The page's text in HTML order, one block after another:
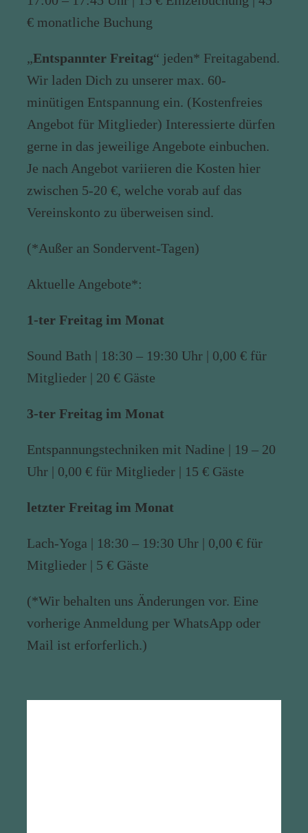
€ monatliche Buchung
„Entspannter Freitag“ jeden* Freitagabend.
Wir laden Dich zu unserer max. 60-
minütigen Entspannung ein. (Kostenfreies
Angebot für Mitglieder) Interessierte dürfen
gerne in das jeweilige Angebote einbuchen.
Je nach Angebot variieren die Kosten hier
zwischen 5-20 €, welche vorab auf das
Vereinskonto zu überweisen sind.
(*Außer an Sondervent-Tagen)
Aktuelle Angebote*:
1-ter Freitag im Monat
Sound Bath | 18:30 – 19:30 Uhr | 0,00 € für
Mitglieder | 20 € Gäste
3-ter Freitag im Monat
Entspannungstechniken mit Nadine | 19 – 20
Uhr | 0,00 € für Mitglieder | 15 € Gäste
letzter Freitag im Monat
Lach-Yoga | 18:30 – 19:30 Uhr | 0,00 € für
Mitglieder | 5 € Gäste
(*Wir behalten uns Änderungen vor. Eine
vorherige Anmeldung per WhatsApp oder
Mail ist erforferlich.)